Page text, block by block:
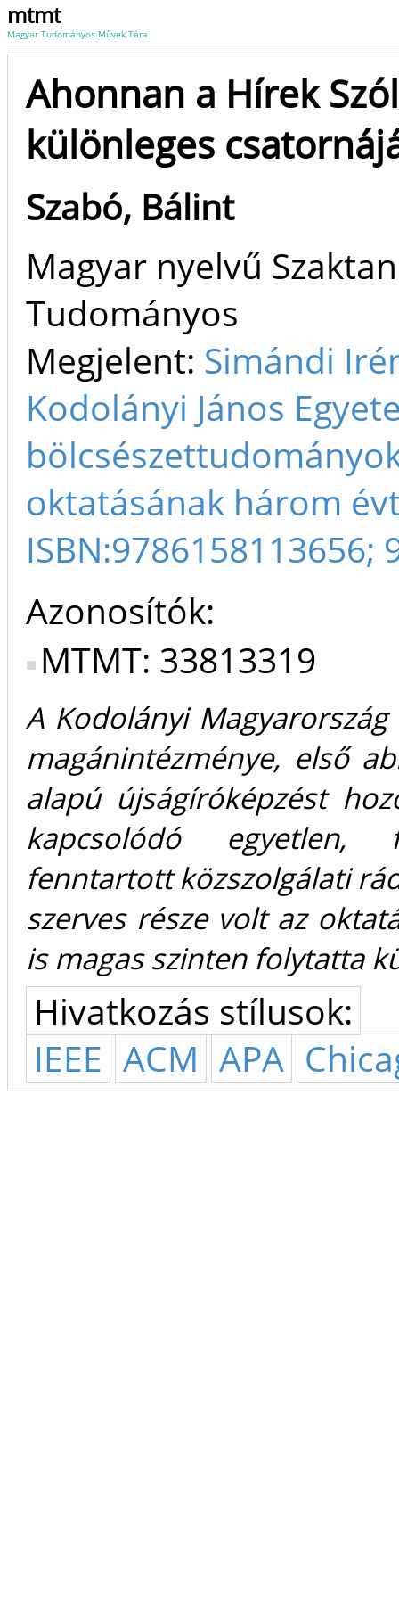
mtmt
Magyar Tudományos Művek Tára
Ahonnan a Hírek
különleges
Szabó, Bálint
Magyar nyelvű
Tudományos
Megjelent: Simándi
Kodolányi János
oktatásának három
ISBN:9786158113656;
Azonosítók
MTMT: 33813319
A Kodolányi
magánintézménye, első
alapú újságíróképzést
kapcsolódó egyetlen,
fenntartott közszolgálati
szerves része volt az
is magas szinten folytatta
Hivatkozás stílusok:
IEEE ACM APA